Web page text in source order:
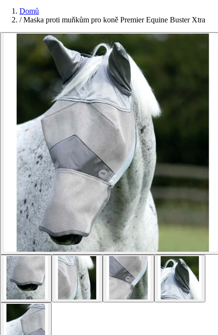
Domů
/ Maska proti muňkům pro koně Premier Equine Buster Xtra